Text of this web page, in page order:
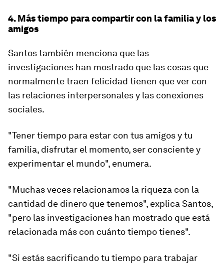
4. Más tiempo para compartir con la familia y los
amigos
Santos también menciona que las
investigaciones han mostrado que las cosas que
normalmente traen felicidad tienen que ver con
las relaciones interpersonales y las conexiones
sociales.
"Tener tiempo para estar con tus amigos y tu
familia, disfrutar el momento, ser consciente y
experimentar el mundo", enumera.
"Muchas veces relacionamos la riqueza con la
cantidad de dinero que tenemos", explica Santos,
"pero las investigaciones han mostrado que está
relacionada más con cuánto tiempo tienes".
"Si estás sacrificando tu tiempo para trabajar